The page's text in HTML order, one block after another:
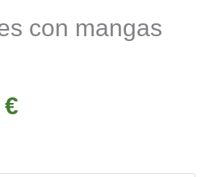
con mangas
€